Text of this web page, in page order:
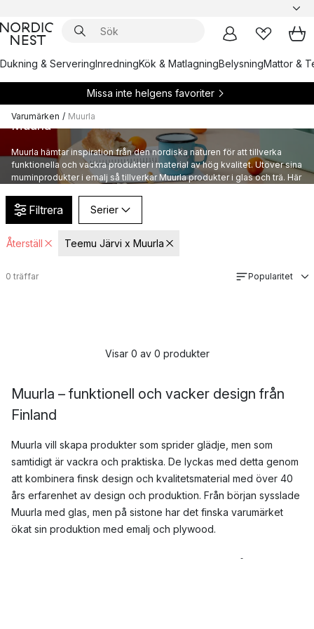
Dukning & ServeringInredningKök & MatlagningBelysningMattor &
Missa inte helgens favoriter
Varumärken / Muurla
Muurla
Muurla hämtar inspiration från den nordiska naturen för att tillverka
funktionella och vackra produkter i material av hög kvalitet. Utöver sina
muminprodukter i emalj så tillverkar Muurla produkter i glas och trä. Här
Filtrera Serier
Återställ Teemu Järvi x Muurla
0 träffar Popularitet
Visar 0 av 0 produkter
Muurla – funktionell och vacker design från
Finland
Muurla vill skapa produkter som sprider glädje, men som
samtidigt är vackra och praktiska. De lyckas med detta genom
att kombinera finsk design och kvalitetsmaterial med över 40
års erfarenhet av design och produktion. Från början sysslade
Muurla med glas, men på sistone har det finska varumärket
ökat sin produktion med emalj och plywood.
från Muurla.